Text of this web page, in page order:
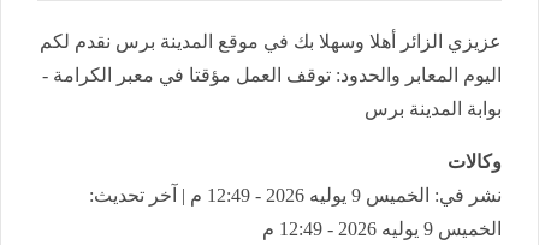
عزيزي الزائر أهلا وسهلا بك في موقع المدينة برس نقدم لكم
اليوم المعابر والحدود: توقف العمل مؤقتا في معبر الكرامة -
بوابة المدينة برس
وكالات
نشر في: الخميس 9 يوليه 2026 - 12:49 م | آخر تحديث:
الخميس 9 يوليه 2026 - 12:49 م